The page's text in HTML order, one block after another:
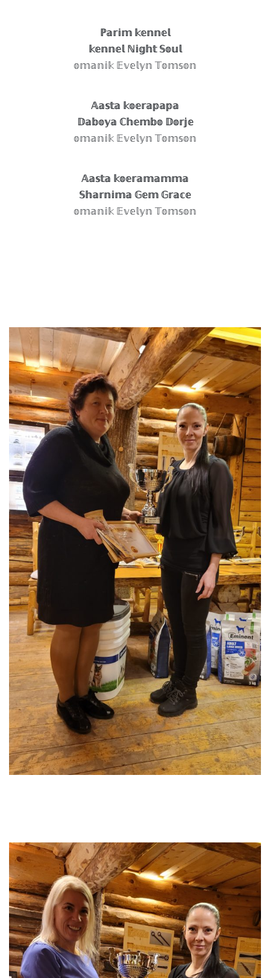
ℙ𝕒𝕣𝕚𝕞 𝕜𝕖𝕟𝕟𝕖𝕝
𝕜𝕖𝕟𝕟𝕖𝕝 ℕ𝕚𝕘𝕙𝕥 𝕊𝕠𝕦𝕝
𝕠𝕞𝕒𝕟𝕚𝕜 𝔼𝕧𝕖𝕝𝕪𝕟 𝕋𝕠𝕞𝕤𝕠𝕟
𝔸𝕒𝕤𝕥𝕒 𝕜𝕠𝕖𝕣𝕒𝕡𝕒𝕡𝕒
𝔻𝕒𝕓𝕠𝕪𝕒 ℂ𝕙𝕖𝕞𝕓𝕠 𝔻𝕠𝕣𝕛𝕖
𝕠𝕞𝕒𝕟𝕚𝕜 𝔼𝕧𝕖𝕝𝕪𝕟 𝕋𝕠𝕞𝕤𝕠𝕟
𝔸𝕒𝕤𝕥𝕒 𝕜𝕠𝕖𝕣𝕒𝕞𝕒𝕞𝕞𝕒
𝕊𝕙𝕒𝕣𝕟𝕚𝕞𝕒 𝔾𝕖𝕞 𝔾𝕣𝕒𝕔𝕖
𝕠𝕞𝕒𝕟𝕚𝕜 𝔼𝕧𝕖𝕝𝕪𝕟 𝕋𝕠𝕞𝕤𝕠𝕟